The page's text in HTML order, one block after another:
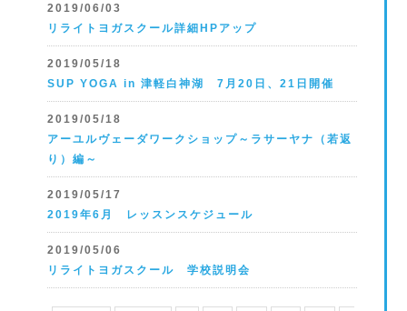
2019/06/03
リライトヨガスクール詳細HPアップ
2019/05/18
SUP YOGA in 津軽白神湖 7月20日、21日開催
2019/05/18
アーユルヴェーダワークショップ～ラサーヤナ（若返
り）編～
2019/05/17
2019年6月 レッスンスケジュール
2019/05/06
リライトヨガスクール 学校説明会